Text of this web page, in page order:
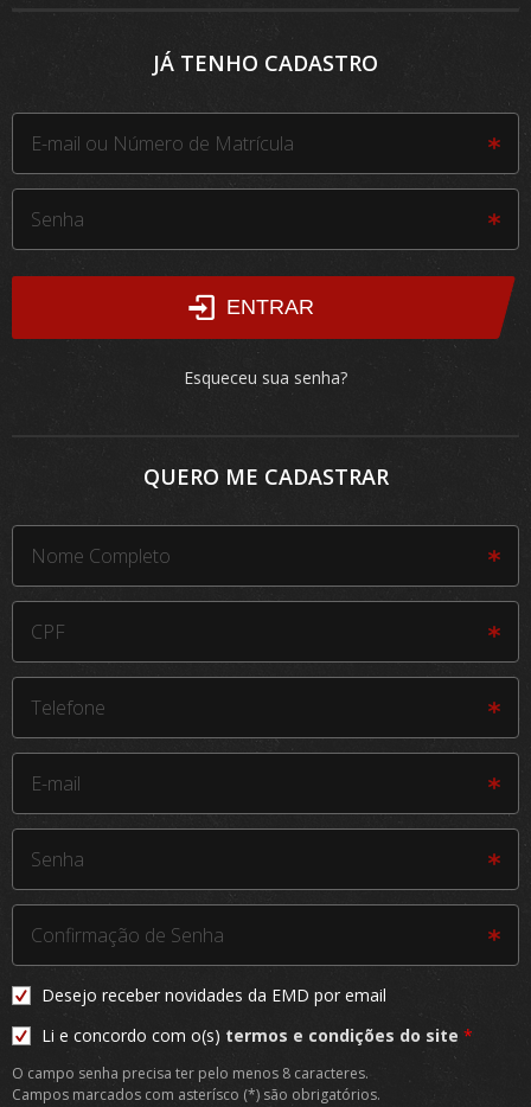
JÁ TENHO CADASTRO
ENTRAR
Esqueceu sua senha?
QUERO ME CADASTRAR
Desejo receber novidades da EMD por email
Li e concordo com o(s) termos e condições do site
O campo senha precisa ter pelo menos 8 caracteres.
Campos marcados com asterísco (*) são obrigatórios.